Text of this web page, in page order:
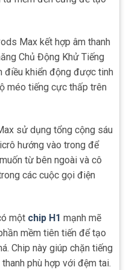
Max kết hợp âm thanh
Chủ Động Khử Tiếng
điều khiển động được tinh
méo tiếng cực thấp trên
sử dụng tổng cộng sáu
hướng vào trong để
từ bên ngoài và cô
các cuộc gọi điện
một chip H1 mạnh mẽ
mềm tiên tiến để tạo
Chip này giúp chặn tiếng
phù hợp với đệm tai.